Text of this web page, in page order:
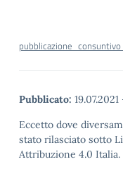
Pubblicato: 19.07.2021
Eccetto dove
stato rilasciato sotto
Attribuzione 4.0 Italia.